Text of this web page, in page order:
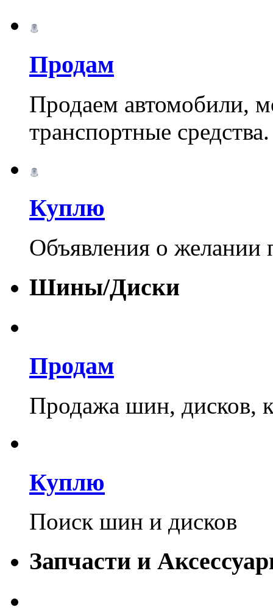
Продам
Продаем автомобили,
транспортные средства.
Куплю
Объявления о желании
Шины/Диски
Продам
Продажа шин, дисков,
Куплю
Поиск шин и дисков
Запчасти и